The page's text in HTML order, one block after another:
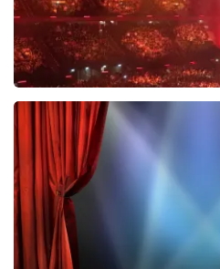
Vrienden Van Amstel Live
433 laatste 30 minuten
BESTEL NU